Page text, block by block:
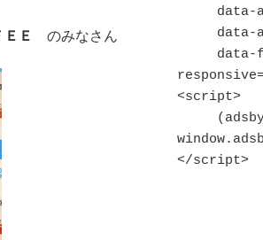
Ｅ のみなさん
<script>
</script>